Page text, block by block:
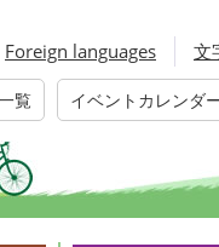
Foreign languages 文
覧 イベントカレンダ